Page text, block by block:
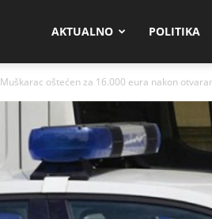
AKTUALNO POLITIKA
Muškarac oštećen za 16.000 eura nakon